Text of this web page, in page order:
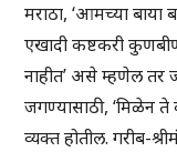
मराठा, ‘आमच्या बाया
एखादी कष्टकरी
नाहीत’ असे म्हणेल तर
जगण्यासाठी, ‘मिळेन
व्यक्त होतील. गरीब-